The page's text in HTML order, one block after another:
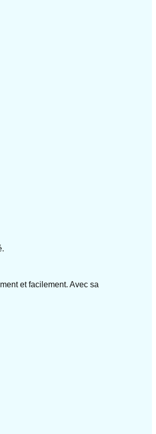
et facilement. Avec sa